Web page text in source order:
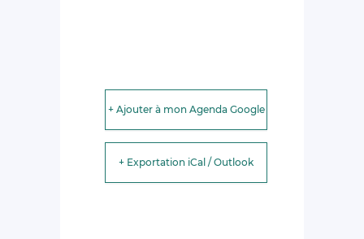
+ Ajouter à mon Agenda Google
+ Exportation iCal / Outlook